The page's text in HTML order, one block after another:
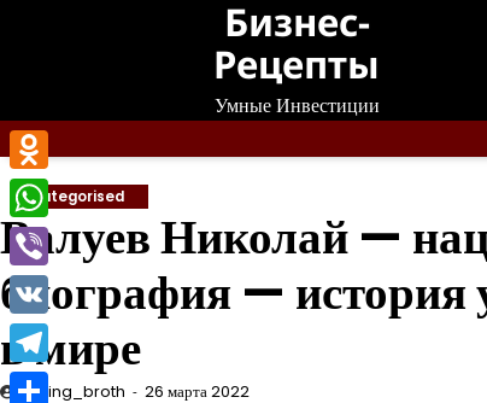
Бизнес-
Рецепты
Умные Инвестиции
Uncategorised
Валуев Николай —
биография — история
в мире
mining_broth 26 марта 2022
Odnoklassniki
WhatsApp
Viber
VK
Telegram